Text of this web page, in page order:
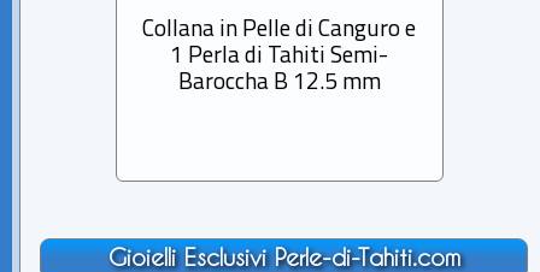
Collana in Pelle di Canguro e
1 Perla di Tahiti Semi-
Baroccha B 12.5 mm
Gioielli Esclusivi Perle-di-Tahiti.com